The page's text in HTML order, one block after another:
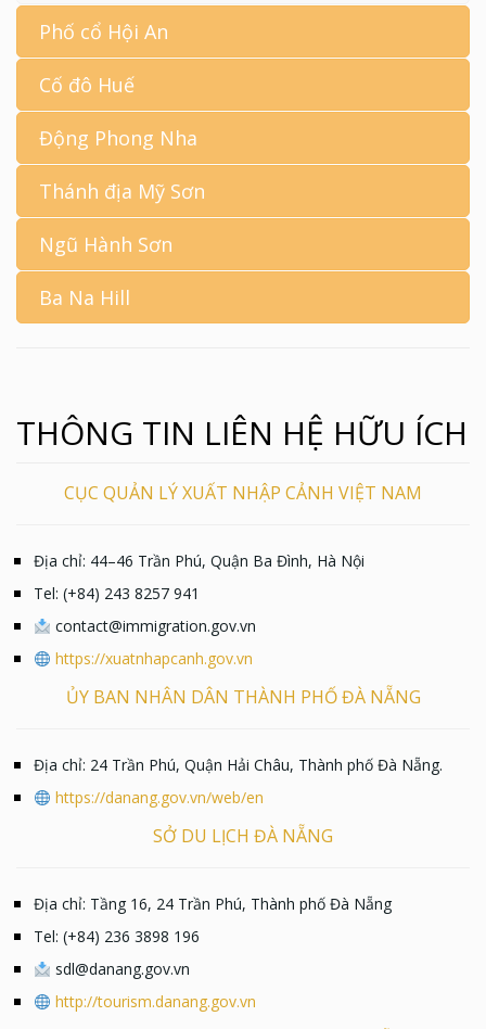
Phố cổ Hội An
Cố đô Huế
Động Phong Nha
Thánh địa Mỹ Sơn
Ngũ Hành Sơn
Ba Na Hill
THÔNG TIN LIÊN HỆ HỮU ÍCH
CỤC QUẢN LÝ XUẤT NHẬP CẢNH VIỆT NAM
Địa chỉ: 44–46 Trần Phú, Quận Ba Đình, Hà Nội
Tel: (+84) 243 8257 941
contact@immigration.gov.vn
https://xuatnhapcanh.gov.vn
ỦY BAN NHÂN DÂN THÀNH PHỐ ĐÀ NẴNG
Địa chỉ: 24 Trần Phú, Quận Hải Châu, Thành phố Đà Nẵng.
https://danang.gov.vn/web/en
SỞ DU LỊCH ĐÀ NẴNG
Địa chỉ: Tầng 16, 24 Trần Phú, Thành phố Đà Nẵng
Tel: (+84) 236 3898 196
sdl@danang.gov.vn
http://tourism.danang.gov.vn